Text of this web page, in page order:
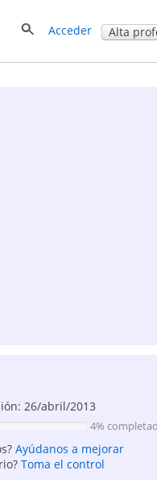
Acceder Alta
26/abril/2013
4%
Ayúdanos a mejorar
Toma el control